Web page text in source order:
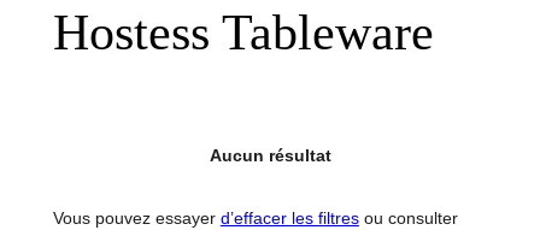
Hostess Tableware
Aucun résultat
Vous pouvez essayer d’effacer les filtresou consulter